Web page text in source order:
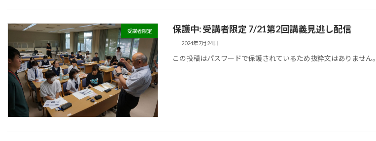
受講者限定 保護中: 受講者限定 7/21第2回講義見逃し配信
2024年7月24日
この投稿はパスワードで保護されているため抜粋文はありません。